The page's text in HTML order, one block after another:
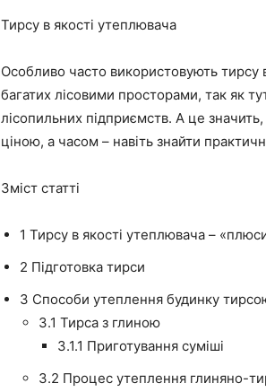
Тирсу в якості утеплювача
Особливо часто використовують тирсу
багатих лісовими просторами, так як
лісопильних підприємств. А це
ціною, а часом – навіть знайти
Зміст статті
1 Тирсу в якості утеплювача –
2 Підготовка тирси
3 Способи утеплення будинку
3.1 Тирса з глиною
3.1.1 Приготування суміші
3.2 Процес утеплення глиняно-